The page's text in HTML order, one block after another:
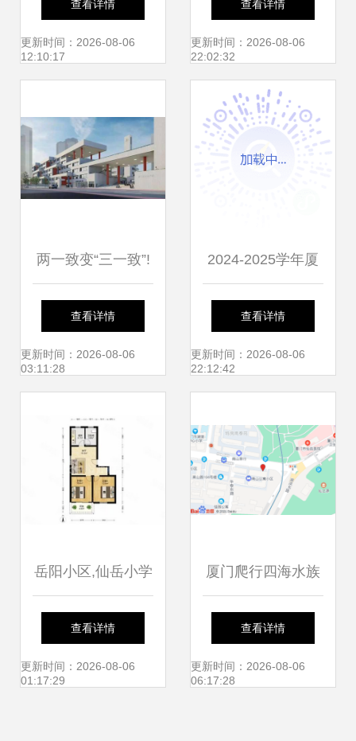
查看详情
更新时间：2026-08-06
12:10:17
查看详情
更新时间：2026-08-06
22:02:32
两一致变“三一致”!
厦门这区发布“热点
学校”招生预警!上
些学校将投用!
查看详情
更新时间：2026-08-06
03:11:28
2024-2025学年厦
门市仙岳小学校外
供餐单位遴选结果
查看详情
更新时间：2026-08-06
22:12:42
岳阳小区,仙岳小学
旁,好楼层,南北两
房出租
查看详情
更新时间：2026-08-06
01:17:29
厦门爬行四海水族
查看详情
更新时间：2026-08-06
06:17:28